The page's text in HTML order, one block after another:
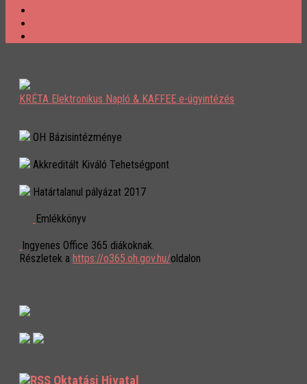
KRÉTA Elektronikus Napló & KAFFEE e-ügyintézés
OH Bázisintézménye
Akkreditált Kiváló Tehetségpont
Határtalanul pályázat 2017
Emlékkönyv
Ingyenes Office 365 diákoknak.
Részletek a https://o365.oh.gov.hu/oldalon
Oktatási Hivatal